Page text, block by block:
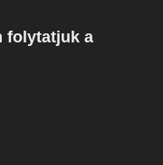
folytatjuk a